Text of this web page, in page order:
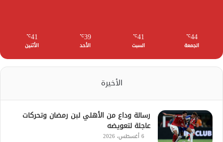
44
℃
الجمعة
41
℃
السبت
39
℃
الأحد
41
℃
الأثنين
الأخيرة
رسالة وداع من الأهلي لبن رمضان وتحركات
عاجلة لتعويضه
6 أغسطس، 2026